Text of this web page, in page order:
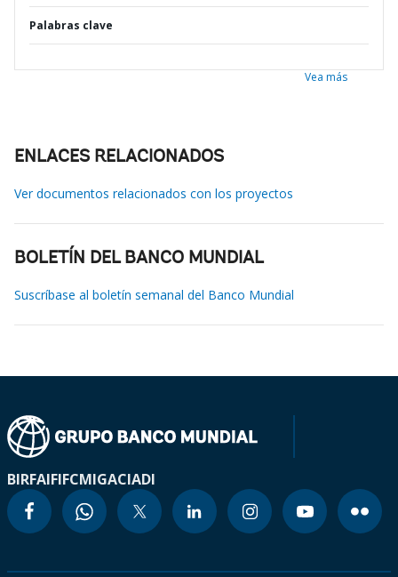
Palabras clave
Vea más
ENLACES RELACIONADOS
Ver documentos relacionados con los proyectos
BOLETÍN DEL BANCO MUNDIAL
Suscríbase al boletín semanal del Banco Mundial
BIRFAIFIFCMIGACIADI